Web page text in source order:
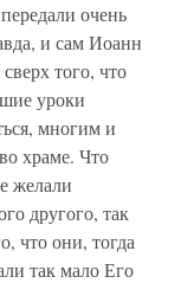
очень
и сам Иоанн
того, что
уроки
многим и
храме. Что
желали
другого, так
что они, тогда
так мало Его